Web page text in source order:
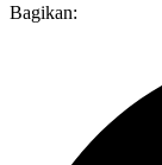
Bagikan: